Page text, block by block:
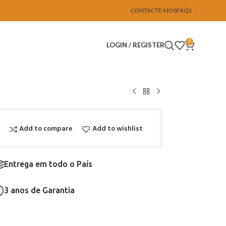
CONTACTE-NOSFAQS
LOGIN / REGISTER 0
Add to compare Add to wishlist
Entrega em todo o País
3 anos de Garantia